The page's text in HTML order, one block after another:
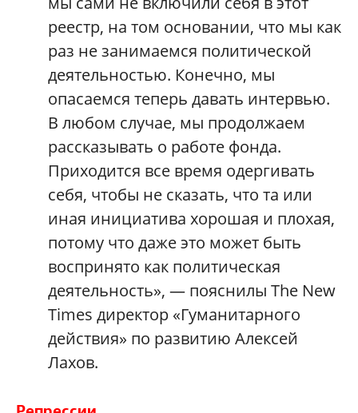
реестр, на том основании, что мы как
раз не занимаемся политической
деятельностью. Конечно, мы
опасаемся теперь давать интервью.
В любом случае, мы продолжаем
рассказывать о работе фонда.
Приходится все время одергивать
себя, чтобы не сказать, что та или
иная инициатива хорошая и плохая,
потому что даже это может быть
воспринято как политическая
деятельность», — пояснилы The New
Times директор «Гуманитарного
действия» по развитию Алексей
Лахов.